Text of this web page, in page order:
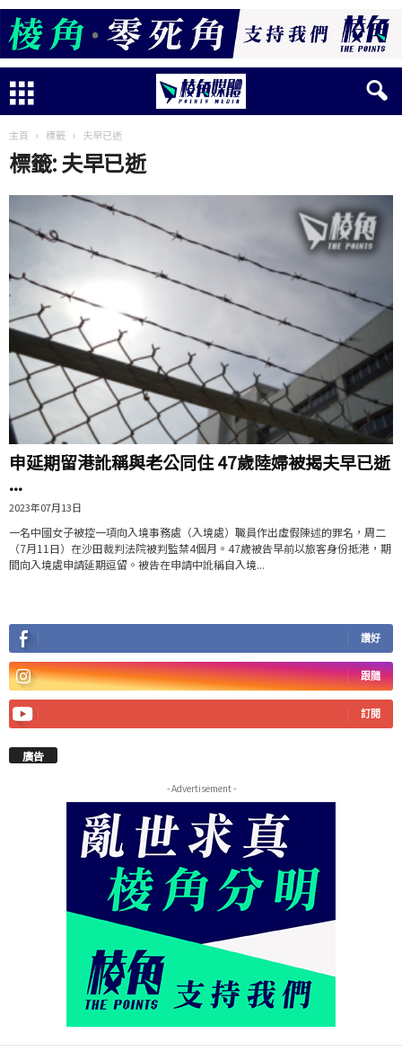
主頁 標籤 夫早已逝
標籤: 夫早已逝
申延期留港訛稱與老公同住 47歲陸婦被揭夫早已逝
...
2023年07月13日
一名中國女子被控一項向入境事務處（入境處）職員作出虛假陳述的罪名，周二
（7月11日）在沙田裁判法院被判監禁4個月。47歲被告早前以旅客身份抵港，期
間向入境處申請延期逗留。被告在申請中訛稱自入境...
讚好
跟隨
訂閱
廣告
- Advertisement -